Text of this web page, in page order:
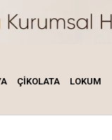
ÇİKOLATA LOKUM